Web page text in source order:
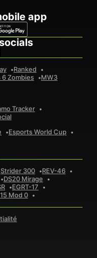
app
Ranked
6 Zombies MW3
Tracker
Esports World Cup
Strider 300
REV-46
DS20 Mirage
EGRT-17
Mod 0